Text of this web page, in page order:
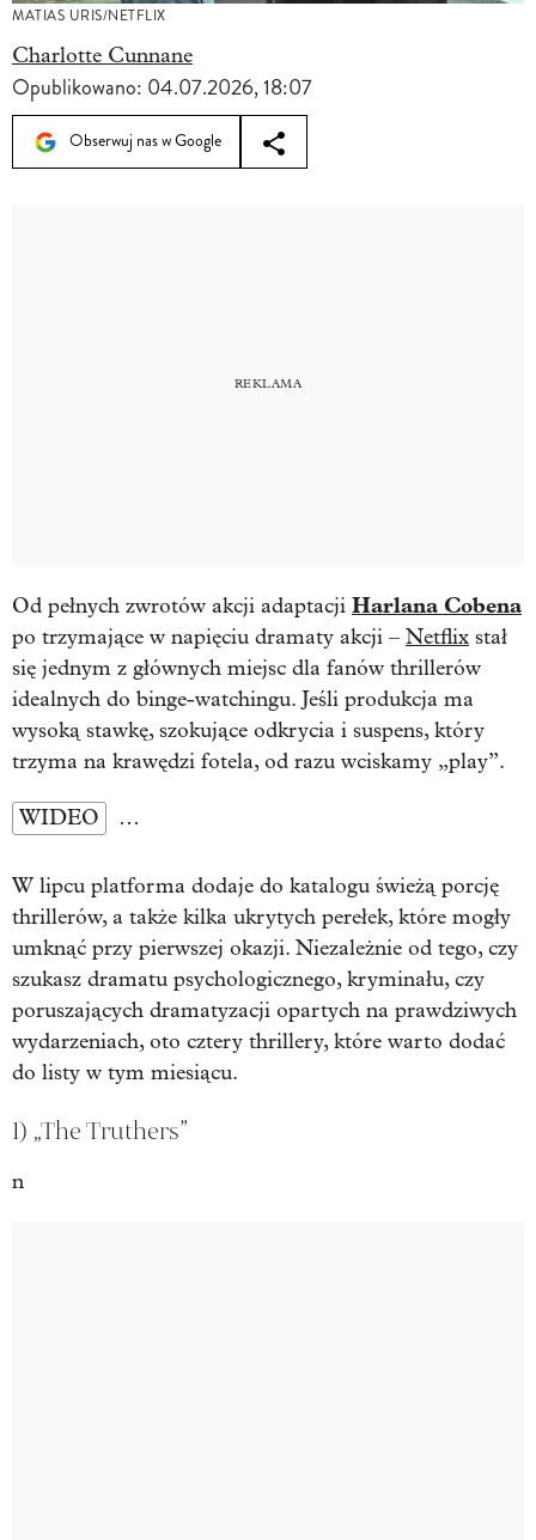
MATIAS URIS/NETFLIX
Charlotte Cunnane
Opublikowano: 04.07.2026, 18:07
Obserwuj nas w Google
Od pełnych zwrotów akcji adaptacji Harlana Cobena
po trzymające w napięciu dramaty akcji – Netflix stał
się jednym z głównych miejsc dla fanów thrillerów
idealnych do binge-watchingu. Jeśli produkcja ma
wysoką stawkę, szokujące odkrycia i suspens, który
trzyma na krawędzi fotela, od razu wciskamy „play”.
WIDEO …
W lipcu platforma dodaje do katalogu świeżą porcję
thrillerów, a także kilka ukrytych perełek, które mogły
umknąć przy pierwszej okazji. Niezależnie od tego, czy
szukasz dramatu psychologicznego, kryminału, czy
poruszających dramatyzacji opartych na prawdziwych
wydarzeniach, oto cztery thrillery, które warto dodać
do listy w tym miesiącu.
1) „The Truthers”
n